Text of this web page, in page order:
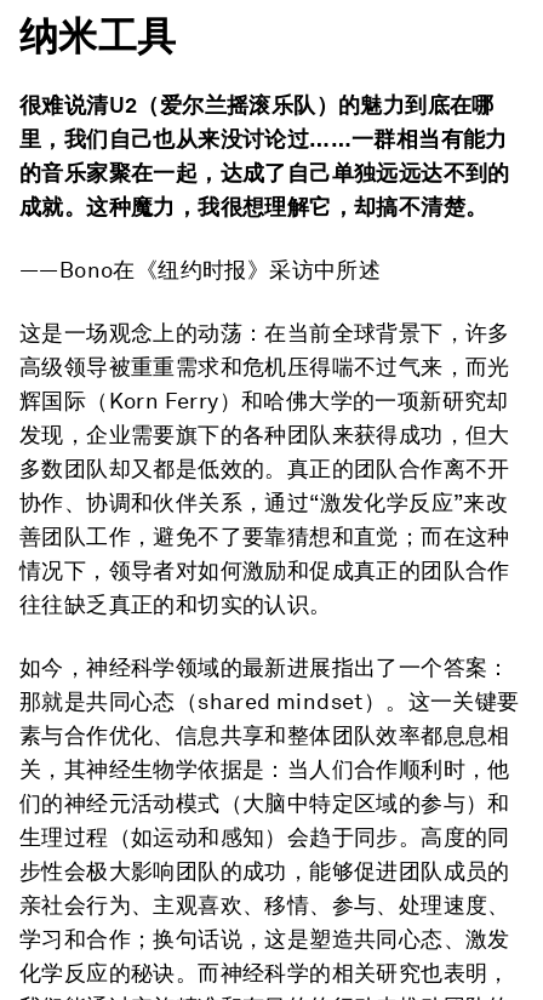
纳米工具
很难说清U2（爱尔兰摇滚乐队）的魅力到底在哪
里，我们自己也从来没讨论过……一群相当有能力
的音乐家聚在一起，达成了自己单独远远达不到的
成就。这种魔力，我很想理解它，却搞不清楚。
——Bono在《纽约时报》采访中所述
这是一场观念上的动荡：在当前全球背景下，许多
高级领导被重重需求和危机压得喘不过气来，而光
辉国际（Korn Ferry）和哈佛大学的一项新研究却
发现，企业需要旗下的各种团队来获得成功，但大
多数团队却又都是低效的。真正的团队合作离不开
协作、协调和伙伴关系，通过“激发化学反应”来改
善团队工作，避免不了要靠猜想和直觉；而在这种
情况下，领导者对如何激励和促成真正的团队合作
往往缺乏真正的和切实的认识。
如今，神经科学领域的最新进展指出了一个答案：
那就是共同心态（shared mindset）。这一关键要
素与合作优化、信息共享和整体团队效率都息息相
关，其神经生物学依据是：当人们合作顺利时，他
们的神经元活动模式（大脑中特定区域的参与）和
生理过程（如运动和感知）会趋于同步。高度的同
步性会极大影响团队的成功，能够促进团队成员的
亲社会行为、主观喜欢、移情、参与、处理速度、
学习和合作；换句话说，这是塑造共同心态、激发
化学反应的秘诀。而神经科学的相关研究也表明，